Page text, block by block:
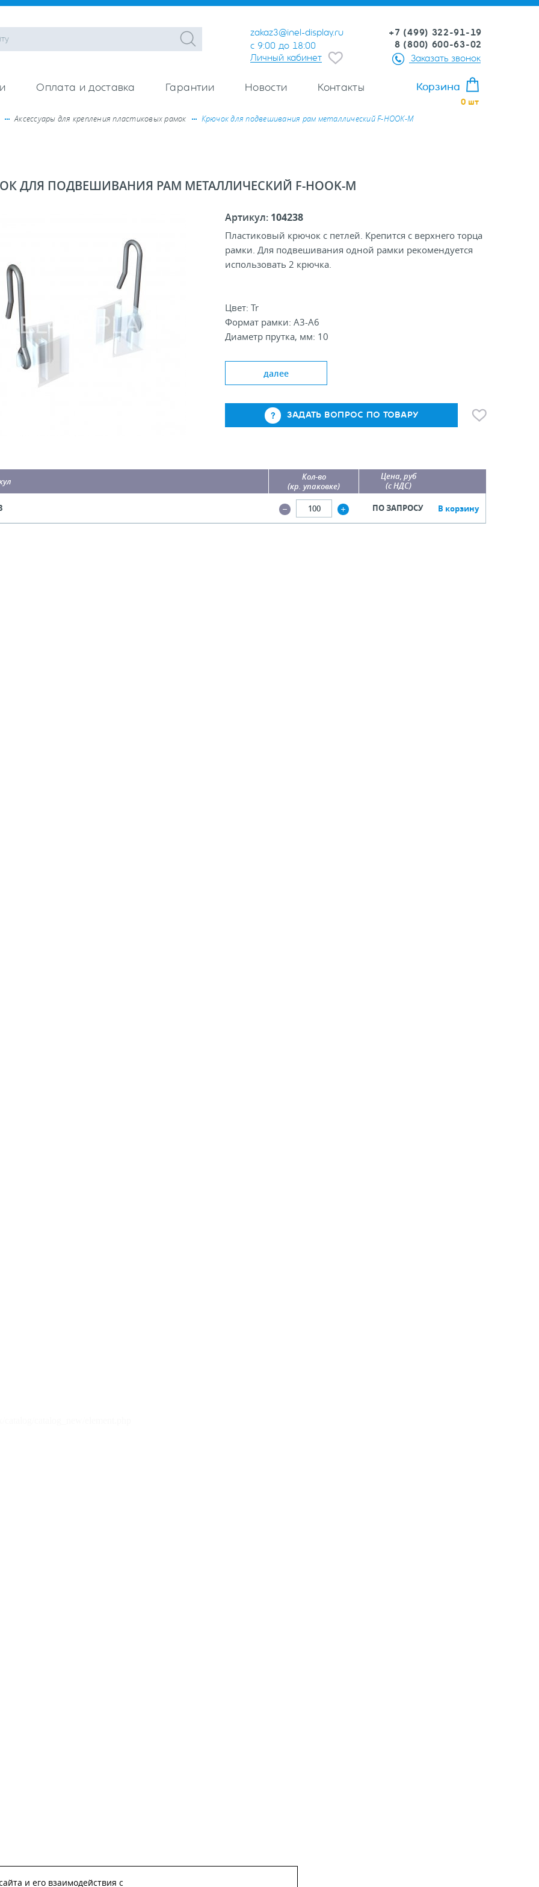
zakaz3@inel-display.ru
с 9:00 до 18:00
Личный кабинет
+7 (499) 322-91-19
8 (800) 600-63-02
Заказать звонок
Оплата и доставка Гарантии Новости Контакты Корзина
0 шт
Аксессуары для крепления пластиковых рамок Крючок для подвешивания рам металлический F-HOOK-M
ДЛЯ ПОДВЕШИВАНИЯ РАМ МЕТАЛЛИЧЕСКИЙ F-HOOK-M
Артикул: 104238
Пластиковый крючок с петлей. Крепится с верхнего торца
рамки. Для подвешивания одной рамки рекомендуется
использовать 2 крючка.
Цвет: Tr
Формат рамки: А3-А6
Диаметр прутка, мм: 10
далее
ЗАДАТЬ ВОПРОС ПО ТОВАРУ
Кол-во
(кр. упаковке)
Цена, руб
(с НДС)
ПО ЗАПРОСУ В корзину
и его взаимодействия с